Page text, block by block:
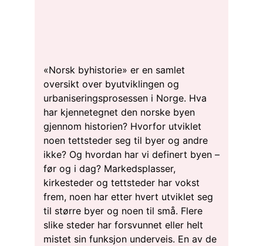
«Norsk byhistorie» er en samlet
oversikt over byutviklingen og
urbaniseringsprosessen i Norge. Hva
har kjennetegnet den norske byen
gjennom historien? Hvorfor utviklet
noen tettsteder seg til byer og andre
ikke? Og hvordan har vi definert byen –
før og i dag? Markedsplasser,
kirkesteder og tettsteder har vokst
frem, noen har etter hvert utviklet seg
til større byer og noen til små. Flere
slike steder har forsvunnet eller helt
mistet sin funksjon underveis. En av de